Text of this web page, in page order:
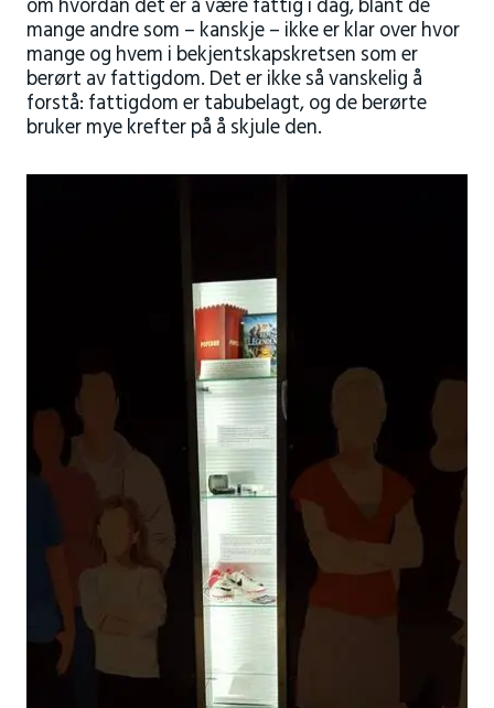
om hvordan det er å være fattig i dag, blant de
mange andre som – kanskje – ikke er klar over hvor
mange og hvem i bekjentskapskretsen som er
berørt av fattigdom. Det er ikke så vanskelig å
forstå: fattigdom er tabubelagt, og de berørte
bruker mye krefter på å skjule den.